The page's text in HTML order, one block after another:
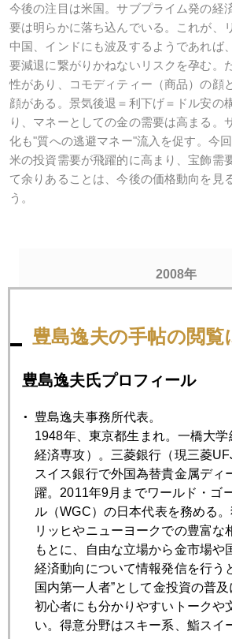
今後の注目は米国。サブプライム発の経
要は明らかに落ち込んでいる。これが、
中国、インドにも波及するようであれば
要減退に繋がりかねないリスクを孕む。
性があり、コモディティー（商品）の顔
顔がある。景気後退＝利下げ＝ドル安の
り、マネーとしての金の需要は高まる。
化も"質への逃避マネー"流入を促す。今
米の投資需要が飛躍的に高まり、宝飾需
て余りあることは、今後の価格動向を見
う。
2008年
7月 8月 9月 10月
１０００ドルまで あと３０ドルの射程
2008年02月28日
１０００ドルへの助走開始
2008年02月27日
記録ずくめの２４時間
2008年02月26日
IMF金売却案を米財務省支持に回る
豊島逸夫の手帖の閲覧
豊島逸夫氏プロフィール
豊島逸夫事務所代表。
1948年、東京都生まれ。一橋大
経済専攻）。三菱銀行（現三菱
スイス銀行で外国為替貴金属ディ
躍。2011年9月までワールド・ゴ
ル（WGC）の日本代表を務める
リッヒやニューヨークでの豊富な
もとに、自由な立場から金市場や
経済動向について情報発信を行う
国内第一人者”として金投資の普
初心者にも分かりやすいトークや
い。得意分野はスキー系、鮨スイ